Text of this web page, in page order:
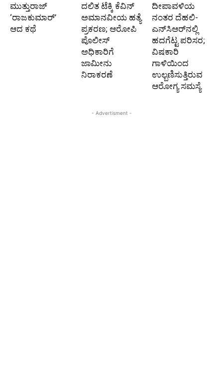
ಮುತ್ತುರಾಜ್
‘ರಾಜಕುಮಾರ್‍’
ಆದ ಕಥೆ
ದಲಿತ ಟೆಕ್ಕಿ ಕೆವಿನ್
ಅಮಾನವೀಯ ಹತ್ಯೆ
ಪ್ರಕರಣ; ಆರೋಪಿ
ಪೊಲೀಸ್‌
ಅಧಿಕಾರಿಗೆ
ಜಾಮೀನು
ನಿರಾಕರಣೆ
ದೀಪಾವಳಿಯ
ನಂತರ ದೆಹಲಿ-
ಎನ್‌ಸಿಆರ್‌ನಲ್ಲಿ
ಹದಗೆಟ್ಟ ಪರಿಸರ;
ವಿಷಕಾರಿ
ಗಾಳಿಯಿಂದ
ಉಲ್ಬಣಿಸುತ್ತಿರುವ
ಆರೋಗ್ಯ ಸಮಸ್ಯೆ
- Advertisment -